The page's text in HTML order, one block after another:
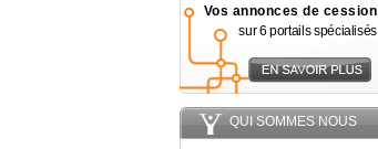
Vos annonces de cession
sur 6 portails spécialisés
QUI SOMMES NOUS